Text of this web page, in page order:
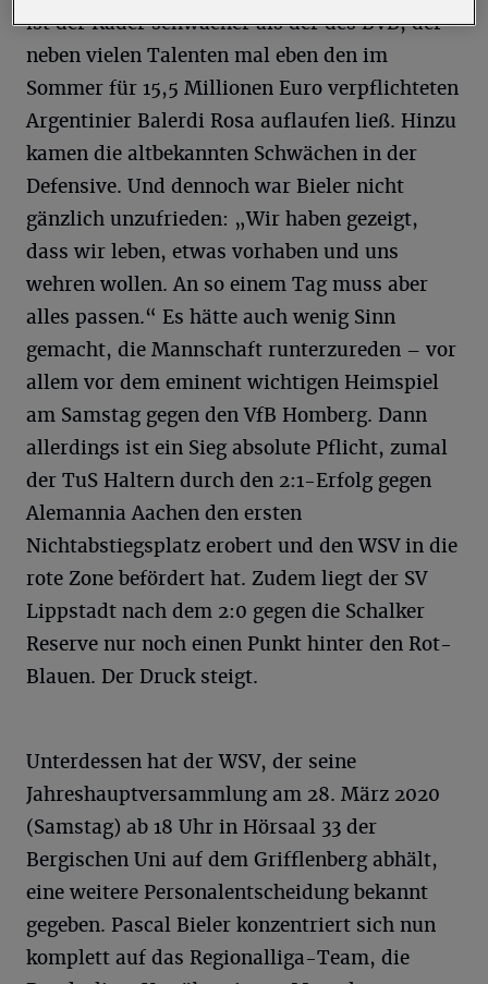
ist der Kader schwächer als der des BVB, der
neben vielen Talenten mal eben den im
Sommer für 15,5 Millionen Euro verpflichteten
Argentinier Balerdi Rosa auflaufen ließ. Hinzu
kamen die altbekannten Schwächen in der
Defensive. Und dennoch war Bieler nicht
gänzlich unzufrieden: „Wir haben gezeigt,
dass wir leben, etwas vorhaben und uns
wehren wollen. An so einem Tag muss aber
alles passen.“ Es hätte auch wenig Sinn
gemacht, die Mannschaft runterzureden – vor
allem vor dem eminent wichtigen Heimspiel
am Samstag gegen den VfB Homberg. Dann
allerdings ist ein Sieg absolute Pflicht, zumal
der TuS Haltern durch den 2:1-Erfolg gegen
Alemannia Aachen den ersten
Nichtabstiegsplatz erobert und den WSV in die
rote Zone befördert hat. Zudem liegt der SV
Lippstadt nach dem 2:0 gegen die Schalker
Reserve nur noch einen Punkt hinter den Rot-
Blauen. Der Druck steigt.
Unterdessen hat der WSV, der seine
Jahreshauptversammlung am 28. März 2020
(Samstag) ab 18 Uhr in Hörsaal 33 der
Bergischen Uni auf dem Grifflenberg abhält,
eine weitere Personalentscheidung bekannt
gegeben. Pascal Bieler konzentriert sich nun
komplett auf das Regionalliga-Team, die